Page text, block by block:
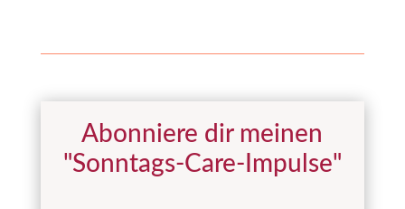
Abonniere dir meinen
"Sonntags-Care-Impulse"